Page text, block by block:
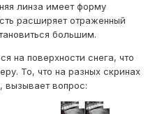
линза имеет форму
расширяет отраженный
большим.
на поверхности снега, что
То, что на разных скринах
вызывает вопрос: